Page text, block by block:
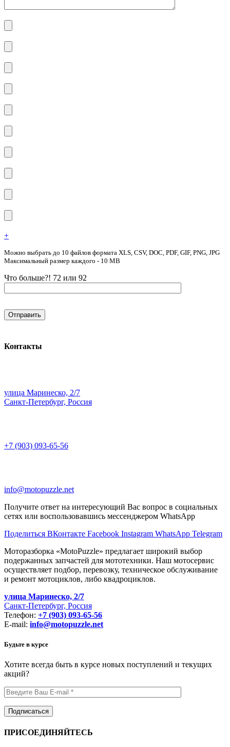
+
Можно выбрать до 10 файлов формата XLS, CSV, DOC, PDF, GIF, PNG, JPG
Максимальный размер каждого - 10 MB
Что больше?! 72 или 92
Контакты
улица Маринеско, 2/7
Санкт-Петербург, Россия
+7 (903) 093-65-56
info@motopuzzle.net
Получите ответ на интересующий Вас вопрос в социальных
сетях или воспользовавшись мессенджером WhatsApp
Поделиться ВКонтакте Facebook Instagram WhatsApp Telegram
Моторазборка «MotoPuzzle» предлагает широкий выбор
подержанных запчастей для мототехники. Наш мотосервис
осуществляет подбор, перевозку, техническое обслуживание
и ремонт мотоциклов, либо квадроциклов.
улица Маринеско, 2/7
Санкт-Петербург, Россия
Телефон: +7 (903) 093-65-56
E-mail: info@motopuzzle.net
Будьте в курсе
Хотите всегда быть в курсе новых поступлений и текущих
акций?
ПРИСОЕДИНЯЙТЕСЬ